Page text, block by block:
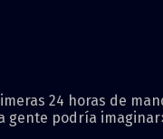
24 horas de
gente podría